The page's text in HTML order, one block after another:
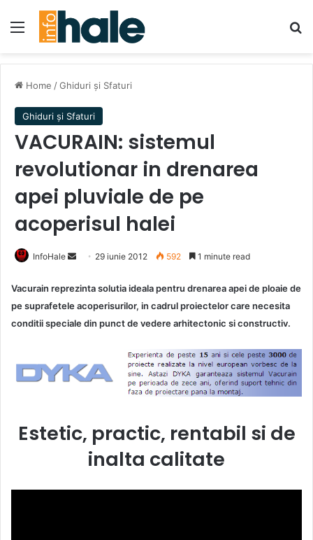
Menu
Home /Ghiduri și Sfaturi
Ghiduri și Sfaturi
VACURAIN: sistemul
revolutionar in drenarea
apei pluviale de pe
acoperisul halei
InfoHale
Send
email
29 iunie 2012 592 1 minute read
Vacurain reprezinta solutia ideala pentru drenarea apei de ploaie de
pe suprafetele acoperisurilor, in cadrul proiectelor care necesita
conditii speciale din punct de vedere arhitectonic si constructiv.
Estetic, practic, rentabil si de
inalta calitate